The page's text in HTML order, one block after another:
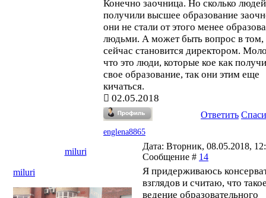
Конечно заочница. Но сколько людей
получили высшее образование
они не стали от этого менее
людьми. А может быть вопрос в том,
сейчас становится директором.
что это люди, которые кое как
свое образование, так они этим еще
кичаться.
02.05.2018
Ответить
englena8865
miluri
Дата: Вторник, 08.05.2018,
Сообщение # 14
miluri
Я придерживаюсь
взглядов и считаю, что
ведение образовательного